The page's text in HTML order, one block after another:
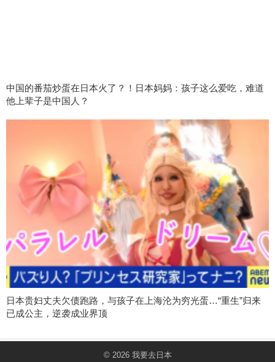
中国的番茄炒蛋在日本火了？！日本妈妈：孩子这么爱吃，难道
他上辈子是中国人？
日本贵妇丈夫欠债跑路，与孩子在上海沦为穷光蛋…“重生”归来
已成公主，逆袭成业界顶
© 2026 我要去日本